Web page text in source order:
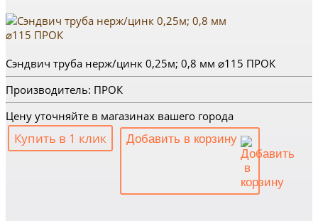
Сэндвич труба нерж/цинк 0,25м; 0,8 мм ⌀115 ПРОК
Производитель: ПРОК
Цену уточняйте в магазинах вашего города
Купить в 1 клик Добавить в корзину